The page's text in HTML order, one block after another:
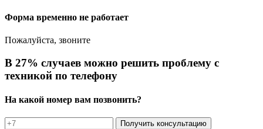
Форма временно не работает
Пожалуйста, звоните
В 27% случаев можно решить проблему с
техникой по телефону
На какой номер вам позвонить?
Получить консультацию